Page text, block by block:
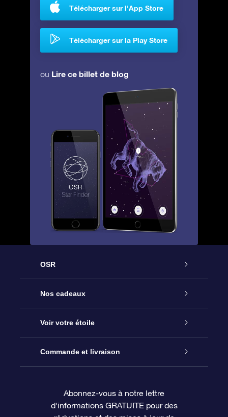
Télécharger sur l'App Store
Télécharger sur la Play Store
ou Lire ce billet de blog
OSR
Service
À propos de l’OSR
Nous contacter
Questions fréquemment posées
Nos cadeaux
Cadeau d’étoile en ligne
Coffret cadeau OSR
Carte cadeau OSR
Voir votre étoile
Registre des étoiles
Page d’accueil personnalisée
Commande et livraison
Informations de paiement
Abonnez-vous à notre lettre
d'informations GRATUITE pour des